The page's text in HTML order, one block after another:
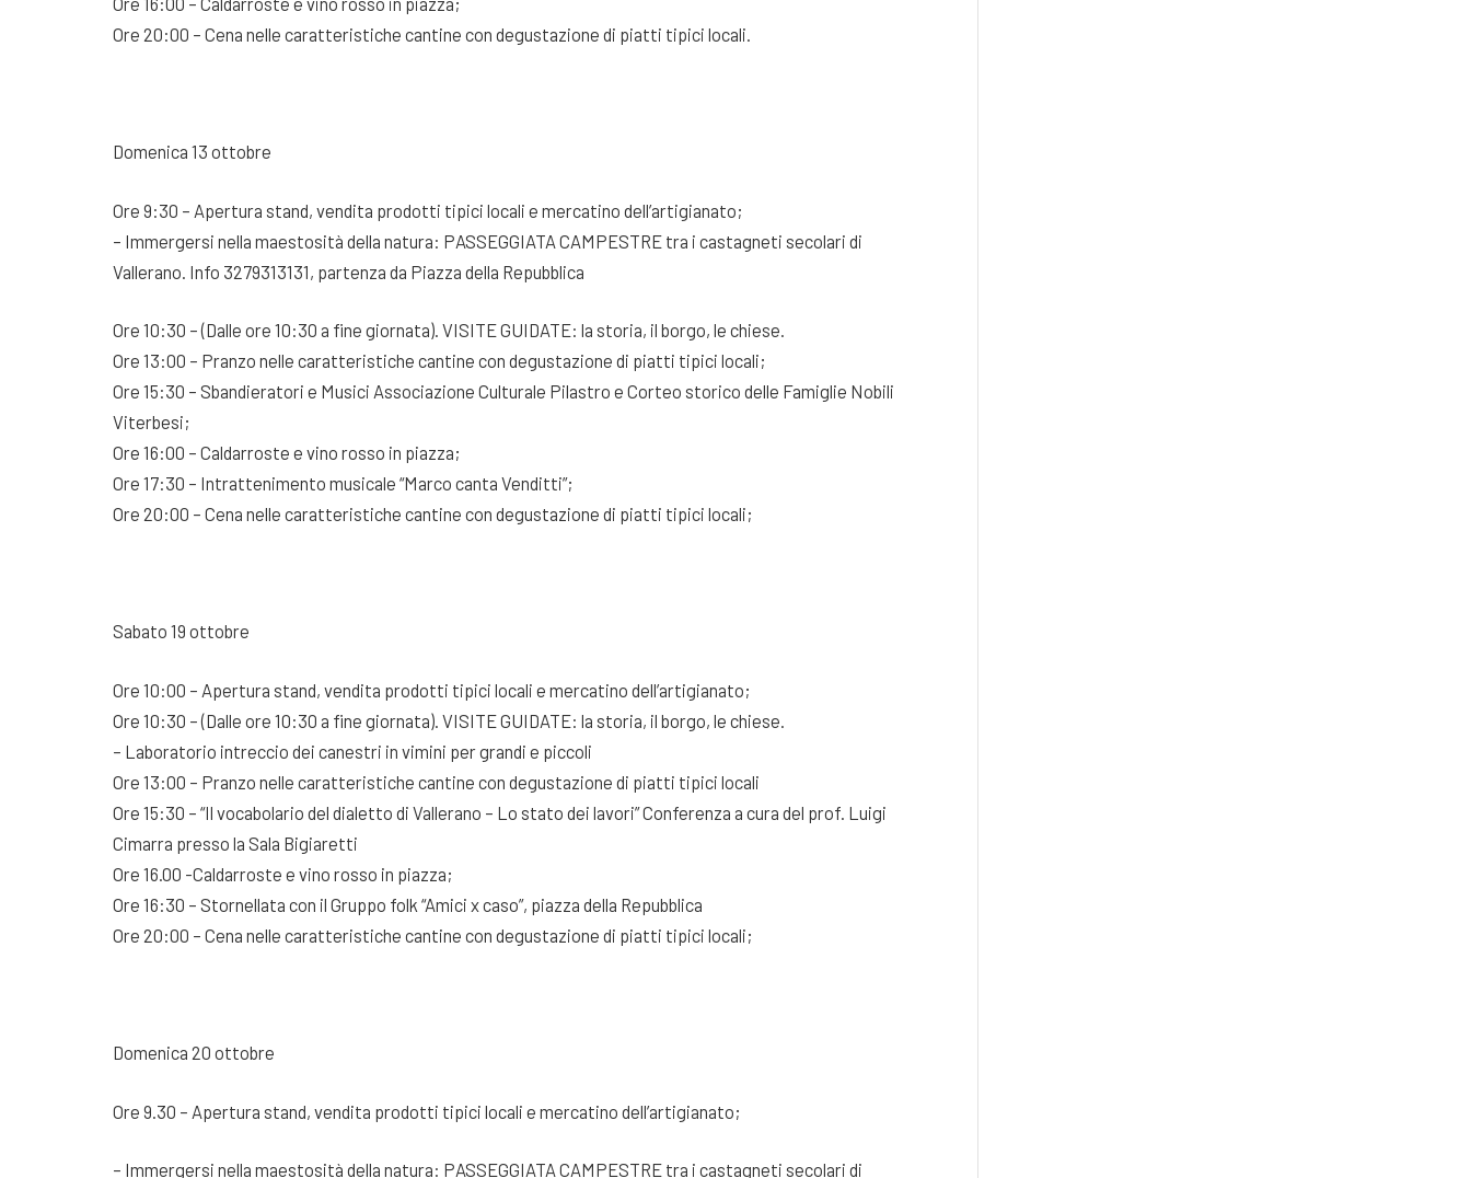
Ore 20:00 – Cena nelle caratteristiche cantine con degustazione di piatti tipici locali.
Domenica 13 ottobre
Ore 9:30 – Apertura stand, vendita prodotti tipici locali e mercatino dell’artigianato;
– Immergersi nella maestosità della natura: PASSEGGIATA CAMPESTRE tra i castagneti secolari di
Vallerano. Info 3279313131, partenza da Piazza della Repubblica
Ore 10:30 – (Dalle ore 10:30 a fine giornata). VISITE GUIDATE: la storia, il borgo, le chiese.
Ore 13:00 – Pranzo nelle caratteristiche cantine con degustazione di piatti tipici locali;
Ore 15:30 – Sbandieratori e Musici Associazione Culturale Pilastro e Corteo storico delle Famiglie Nobili
Viterbesi;
Ore 16:00 – Caldarroste e vino rosso in piazza;
Ore 17:30 – Intrattenimento musicale “Marco canta Venditti”;
Ore 20:00 – Cena nelle caratteristiche cantine con degustazione di piatti tipici locali;
Sabato 19 ottobre
Ore 10:00 – Apertura stand, vendita prodotti tipici locali e mercatino dell’artigianato;
Ore 10:30 – (Dalle ore 10:30 a fine giornata). VISITE GUIDATE: la storia, il borgo, le chiese.
– Laboratorio intreccio dei canestri in vimini per grandi e piccoli
Ore 13:00 – Pranzo nelle caratteristiche cantine con degustazione di piatti tipici locali
Ore 15:30 – “Il vocabolario del dialetto di Vallerano – Lo stato dei lavori” Conferenza a cura del prof. Luigi
Cimarra presso la Sala Bigiaretti
Ore 16.00 -Caldarroste e vino rosso in piazza;
Ore 16:30 – Stornellata con il Gruppo folk “Amici x caso”, piazza della Repubblica
Ore 20:00 – Cena nelle caratteristiche cantine con degustazione di piatti tipici locali;
Domenica 20 ottobre
Ore 9.30 – Apertura stand, vendita prodotti tipici locali e mercatino dell’artigianato;
– Immergersi nella maestosità della natura: PASSEGGIATA CAMPESTRE tra i castagneti secolari di